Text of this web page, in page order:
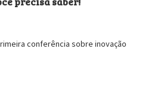
conferência sobre inovação